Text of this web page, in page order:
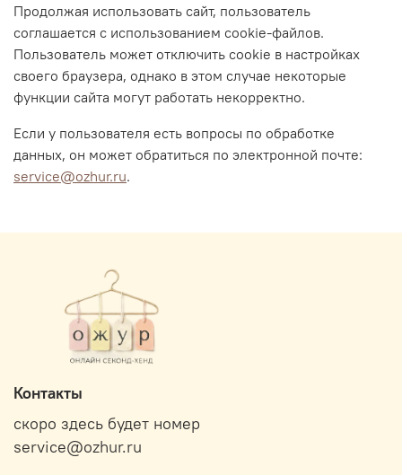
Продолжая использовать сайт, пользователь
соглашается с использованием cookie-файлов.
Пользователь может отключить cookie в настройках
своего браузера, однако в этом случае некоторые
функции сайта могут работать некорректно.
Если у пользователя есть вопросы по обработке
данных, он может обратиться по электронной почте:
service@ozhur.ru.
Контакты
скоро здесь будет номер
service@ozhur.ru